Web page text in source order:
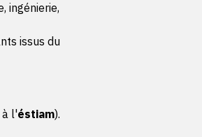
ingénierie,
issus du
l'éstiam).